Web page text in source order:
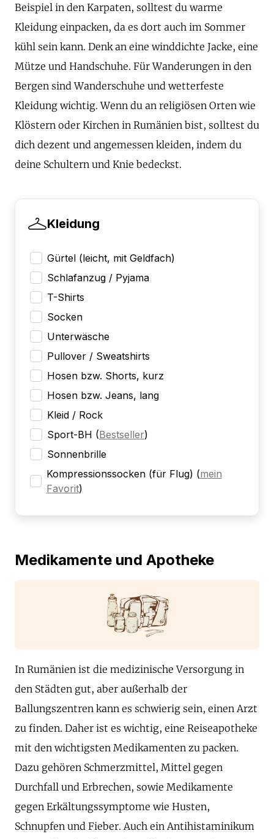
Beispiel in den Karpaten, solltest du warme
Kleidung einpacken, da es dort auch im Sommer
kühl sein kann. Denk an eine winddichte Jacke, eine
Mütze und Handschuhe. Für Wanderungen in den
Bergen sind Wanderschuhe und wetterfeste
Kleidung wichtig. Wenn du an religiösen Orten wie
Klöstern oder Kirchen in Rumänien bist, solltest du
dich dezent und angemessen kleiden, indem du
deine Schultern und Knie bedeckst.
Kleidung
Gürtel (leicht, mit Geldfach)
Schlafanzug / Pyjama
T-Shirts
Socken
Unterwäsche
Pullover / Sweatshirts
Hosen bzw. Shorts, kurz
Hosen bzw. Jeans, lang
Kleid / Rock
Sport-BH (Bestseller)
Sonnenbrille
Kompressionssocken (für Flug) (mein
Favorit)
Medikamente und Apotheke
In Rumänien ist die medizinische Versorgung in
den Städten gut, aber außerhalb der
Ballungszentren kann es schwierig sein, einen Arzt
zu finden. Daher ist es wichtig, eine Reiseapotheke
mit den wichtigsten Medikamenten zu packen.
Dazu gehören Schmerzmittel, Mittel gegen
Durchfall und Erbrechen, sowie Medikamente
gegen Erkältungssymptome wie Husten,
Schnupfen und Fieber. Auch ein Antihistaminikum